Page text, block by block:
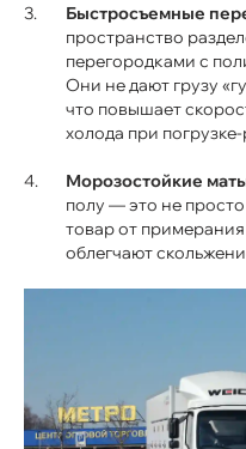
Быстросъемные
пространство
перегородками с
Они не дают грузу
что повышает
холода при погрузке-
Морозостойкие
полу — это не
товар от
облегчают